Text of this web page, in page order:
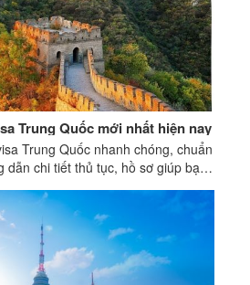
Trung Quốc mới nhất hiện nay
Trung Quốc nhanh chóng, chuẩn
dẫn chi tiết thủ tục, hồ sơ giúp bạn